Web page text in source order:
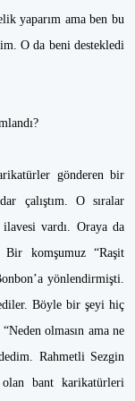
yaparım ama ben bu
O da beni destekledi
gönderen bir
çalıştım. O sıralar
ilavesi vardı. Oraya da
komşumuz “Raşit
yönlendirmişti.
Böyle bir şeyi hiç
olmasın ama ne
Rahmetli Sezgin
bant karikatürleri